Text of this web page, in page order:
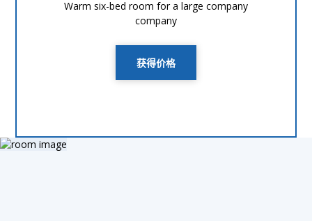
Warm six-bed room for a large company
company
获得价格